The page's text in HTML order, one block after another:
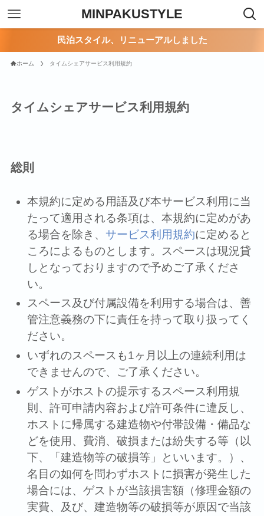
MINPAKUSTYLE
民泊スタイル、リニューアルしました
ホーム タイムシェアサービス利用規約
タイムシェアサービス利用規約
総則
本規約に定める用語及び本サービス利用に当
たって適用される条項は、本規約に定めがあ
る場合を除き、サービス利用規約に定めると
ころによるものとします。スペースは現況貸
しとなっておりますので予めご了承くださ
い。
スペース及び付属設備を利⽤する場合は、善
管注意義務の下に責任を持って取り扱ってく
ださい。
いずれのスペースも1ヶ⽉以上の連続利⽤は
できませんので、ご了承ください。
ゲストがホストの提⽰するスペース利⽤規
則、許可申請内容および許可条件に違反し、
ホストに帰属する建造物や付帯設備・備品な
どを使用、費消、破損または紛失する等（以
下、「建造物等の破損等」といいます。）、
名⽬の如何を問わずホストに損害が発⽣した
場合には、ゲストが当該損害額（修理⾦額の
実費、及び、建造物等の破損等が原因で当該